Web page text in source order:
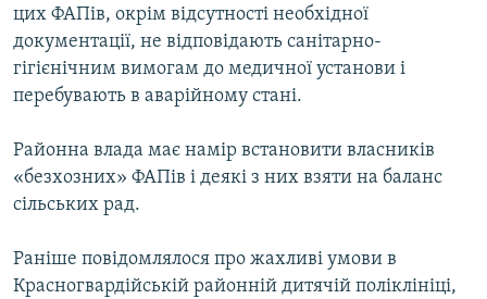
цих ФАПів, окрім відсутності необхідної
документації, не відповідають санітарно-
гігієнічним вимогам до медичної установи і
перебувають в аварійному стані.
Районна влада має намір встановити власників
«безхозних» ФАПів і деякі з них взяти на баланс
сільських рад.
Раніше повідомлялося про жахливі умови в
Красногвардійській районній дитячій поліклініці,